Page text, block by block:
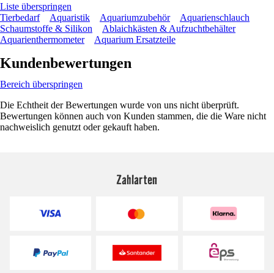
Liste überspringen
Tierbedarf
Aquaristik Aquariumzubehör
Aquarienschlauch
Schaumstoffe & Silikon
Ablaichkästen & Aufzuchtbehälter
Aquarienthermometer
Aquarium Ersatzteile
Kundenbewertungen
Bereich überspringen
Die Echtheit der Bewertungen wurde von uns nicht überprüft.
Bewertungen können auch von Kunden stammen, die die Ware nicht
nachweislich genutzt oder gekauft haben.
Zahlarten